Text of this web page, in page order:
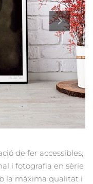
de fer accessibles,
i fotografia en sèrie
la màxima qualitat i